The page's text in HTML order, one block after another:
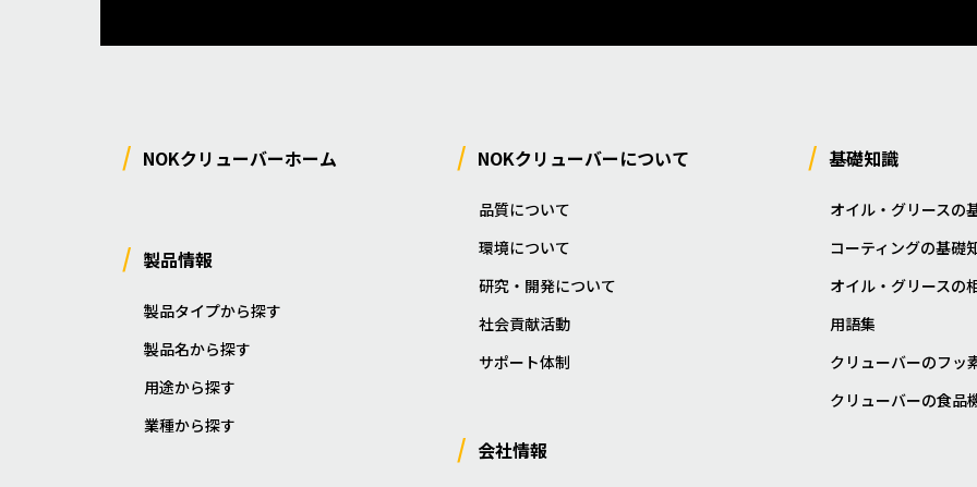
NOKクリューバーホーム
製品情報
製品タイプから探す
製品名から探す
用途から探す
業種から探す
NOKクリューバーについて
品質について
環境について
研究・開発について
社会貢献活動
サポート体制
会社情報
基礎知識
オイル・グリースの
コーティングの基礎
オイル・グリースの
用語集
クリューバーのフッ
クリューバーの食品